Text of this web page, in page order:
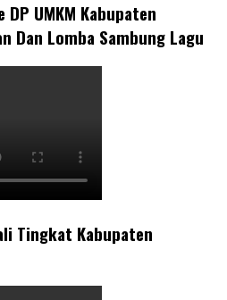
UMKM Kabupaten
Dan Lomba Sambung Lagu
Tingkat Kabupaten